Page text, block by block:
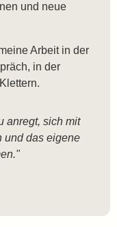
und neue
Arbeit in der
in der
anregt, sich mit
und das eigene